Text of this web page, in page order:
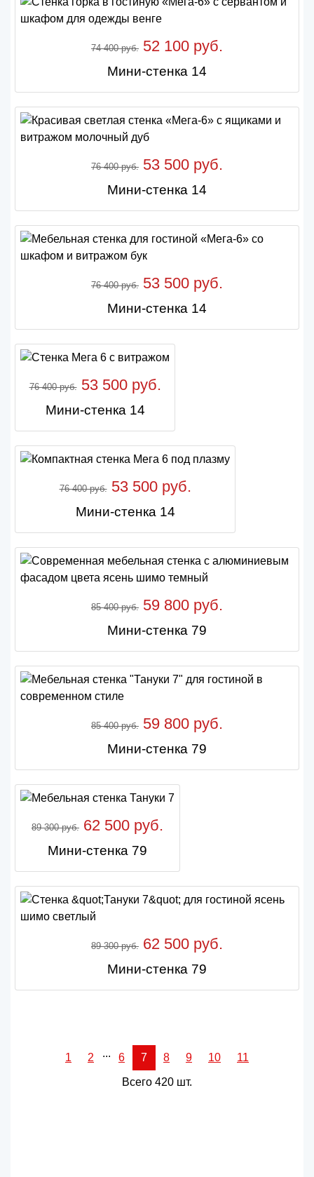
74 400 руб. 52 100 руб.
Мини-стенка 14
76 400 руб. 53 500 руб.
Мини-стенка 14
76 400 руб. 53 500 руб.
Мини-стенка 14
76 400 руб.53 500 руб.
Мини-стенка 14
76 400 руб.53 500 руб.
Мини-стенка 14
85 400 руб. 59 800 руб.
Мини-стенка 79
85 400 руб. 59 800 руб.
Мини-стенка 79
89 300 руб. 62 500 руб.
Мини-стенка 79
89 300 руб. 62 500 руб.
Мини-стенка 79
1 2 ... 6 7 8 9 10 11
Всего 420 шт.